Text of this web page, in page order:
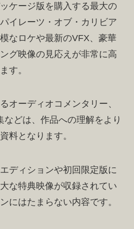
ケージ版を購入する最大の
イレーツ・オブ・カリビア
なロケや最新のVFX、豪華
グ映像の見応えが非常に高
す。
オーディオコメンタリー、
などは、作品への理解をより
料となります。
ディションや初回限定版に
な特典映像が収録されてい
にはたまらない内容です。